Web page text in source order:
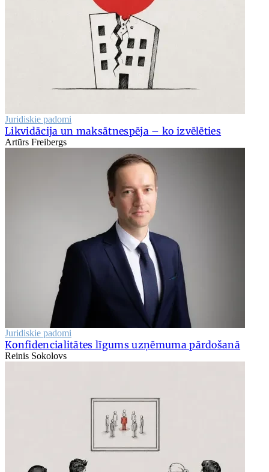
Juridiskie padomi
Likvidācija un maksātnespēja – ko izvēlēties
Artūrs Freibergs
Juridiskie padomi
Konfidencialitātes līgums uzņēmuma pārdošanā
Reinis Sokolovs